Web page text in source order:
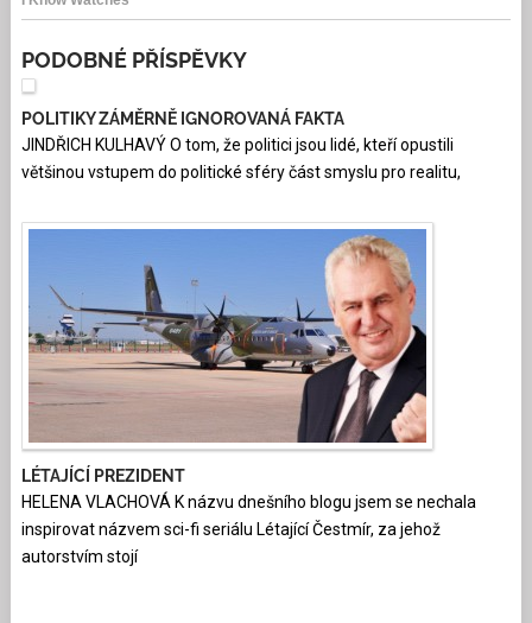
PODOBNÉ PŘÍSPĚVKY
POLITIKY ZÁMĚRNĚ IGNOROVANÁ FAKTA
JINDŘICH KULHAVÝ O tom, že politici jsou lidé, kteří opustili
většinou vstupem do politické sféry část smyslu pro realitu,
LÉTAJÍCÍ PREZIDENT
HELENA VLACHOVÁ K názvu dnešního blogu jsem se nechala
inspirovat názvem sci-fi seriálu Létající Čestmír, za jehož
autorstvím stojí